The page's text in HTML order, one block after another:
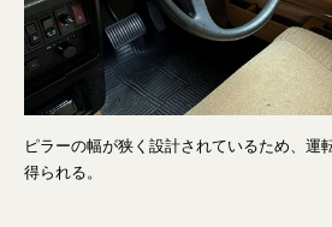
ピラーの幅が狭く設計されているため、運
得られる。